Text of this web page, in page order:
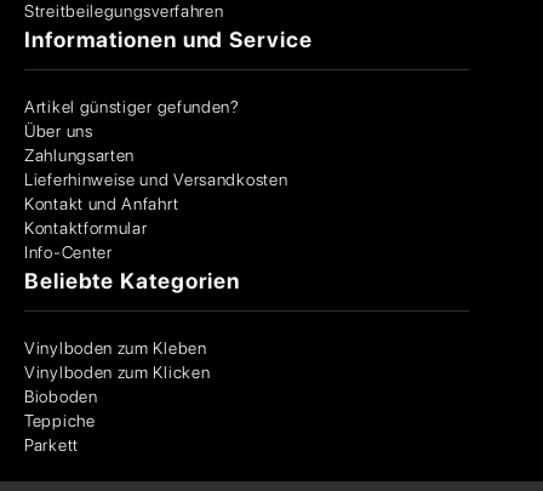
Streitbeilegungsverfahren
Informationen und Service
Artikel günstiger gefunden?
Über uns
Zahlungsarten
Lieferhinweise und Versandkosten
Kontakt und Anfahrt
Kontaktformular
Info-Center
Beliebte Kategorien
Vinylboden zum Kleben
Vinylboden zum Klicken
Bioboden
Teppiche
Parkett